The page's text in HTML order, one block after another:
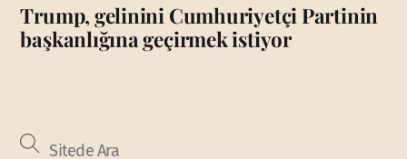
Trump, gelinini Cumhuriyetçi Partinin
başkanlığına geçirmek istiyor